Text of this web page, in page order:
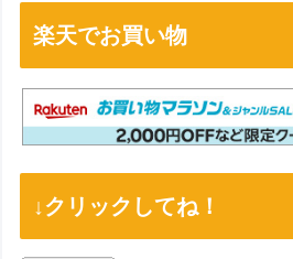
楽天でお買い物
↓クリックしてね！